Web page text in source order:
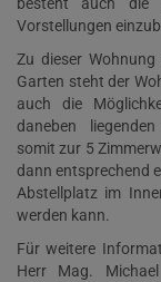
besteht auch die
Vorstellungen
Zu dieser
Garten steht der
auch die
daneben
somit zur 5
dann entsprechend
Abstellplatz im
werden kann.
Für weitere
Herr Mag.